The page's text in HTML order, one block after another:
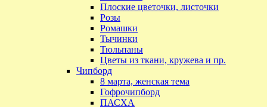
Плоские цветочки, листочки
Розы
Ромашки
Тычинки
Тюльпаны
Цветы из ткани, кружева и пр.
Чипборд
8 марта, женская тема
Гофрочипборд
ПАСХА